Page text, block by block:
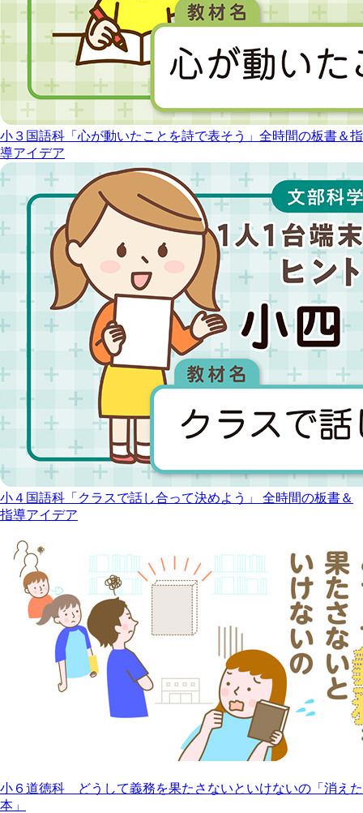
小３国語科「心が動いたことを詩で表そう」全時間の板書＆指
導アイデア
小４国語科「クラスで話し合って決めよう」 全時間の板書＆
指導アイデア
小６道徳科 どうして義務を果たさないといけないの「消えた
本」